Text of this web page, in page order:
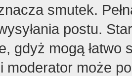
smutek.
postu.
gdyż mogą
moderator może